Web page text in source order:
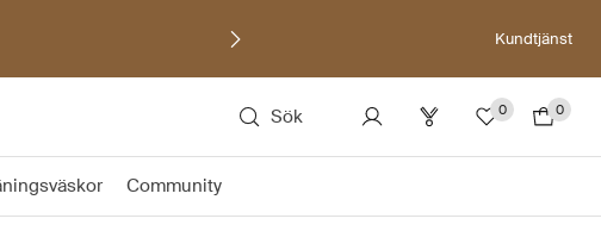
Kundtjänst
Sök 0 0
Community